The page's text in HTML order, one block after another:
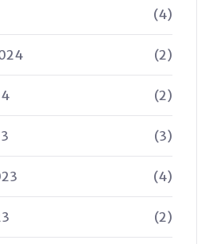
(4)
(2)
(2)
(3)
(4)
(2)